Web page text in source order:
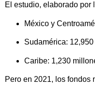
El estudio, elaborado por
México y
Sudamérica:
Caribe: 1,230
Pero en 2021, los fondos